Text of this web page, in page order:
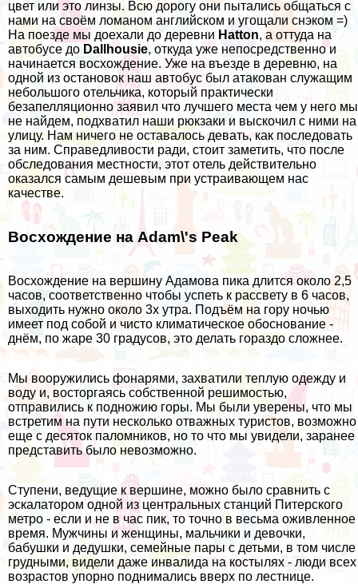
цвет или это линзы. Всю дорогу они пытались общаться с
нами на своём ломаном английском и угощали снэком =)
На поезде мы доехали до деревни Hatton, а оттуда на
автобусе до Dallhousie, откуда уже непосредственно и
начинается восхождение. Уже на въезде в деревню, на
одной из остановок наш автобус был атакован служащим
небольшого отельчика, который практически
безапелляционно заявил что лучшего места чем у него мы
не найдем, подхватил наши рюкзаки и выскочил с ними на
улицу. Нам ничего не оставалось девать, как последовать
за ним. Справедливости ради, стоит заметить, что после
обследования местности, этот отель действительно
оказался самым дешевым при устраивающем нас
качестве.
Восхождение на Adam\'s Peak
Восхождение на вершину Адамова пика длится около 2,5
часов, соответственно чтобы успеть к рассвету в 6 часов,
выходить нужно около 3х утра. Подъём на гору ночью
имеет под собой и чисто климатическое обоснование -
днём, по жаре 30 градусов, это делать гораздо сложнее.
Мы вооружились фонарями, захватили теплую одежду и
воду и, восторгаясь собственной решимостью,
отправились к подножию горы. Мы были уверены, что мы
встретим на пути несколько отважных туристов, возможно
еще с десяток паломников, но то что мы увидели, заранее
представить было невозможно.
Ступени, ведущие к вершине, можно было сравнить с
эскалатором одной из центральных станций Питерского
метро - если и не в час пик, то точно в весьма оживленное
время. Мужчины и женщины, мальчики и девочки,
бабушки и дедушки, семейные пары с детьми, в том числе
грудными, видели даже инвалида на костылях - люди всех
возрастов упорно поднимались вверх по лестнице.